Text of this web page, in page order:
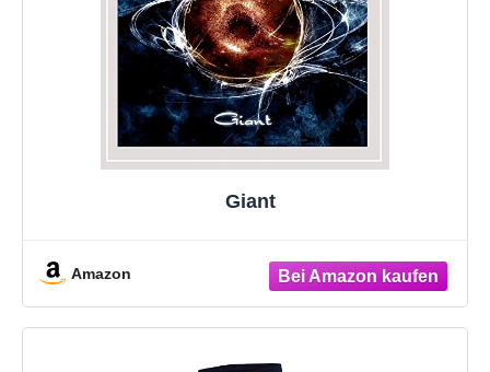
Giant
Amazon